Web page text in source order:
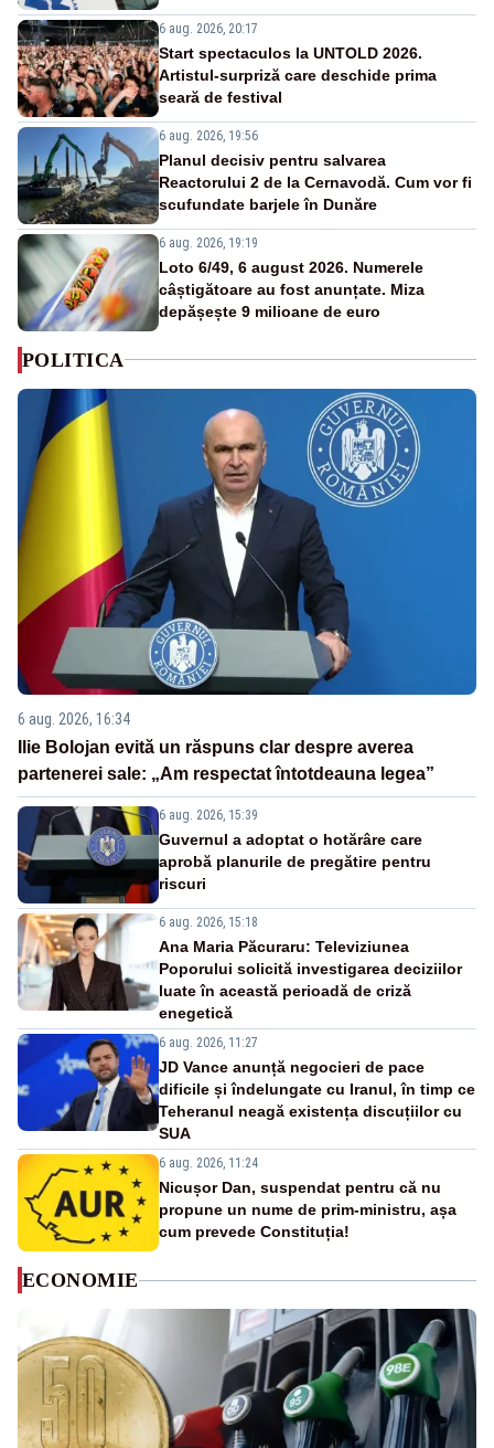
6 aug. 2026, 20:17
Start spectaculos la UNTOLD 2026.
Artistul-surpriză care deschide prima
seară de festival
6 aug. 2026, 19:56
Planul decisiv pentru salvarea
Reactorului 2 de la Cernavodă. Cum vor fi
scufundate barjele în Dunăre
6 aug. 2026, 19:19
Loto 6/49, 6 august 2026. Numerele
câștigătoare au fost anunțate. Miza
depășește 9 milioane de euro
POLITICA
6 aug. 2026, 16:34
Ilie Bolojan evită un răspuns clar despre averea
partenerei sale: „Am respectat întotdeauna legea”
6 aug. 2026, 15:39
Guvernul a adoptat o hotărâre care
aprobă planurile de pregătire pentru
riscuri
6 aug. 2026, 15:18
Ana Maria Păcuraru: Televiziunea
Poporului solicită investigarea deciziilor
luate în această perioadă de criză
enegetică
6 aug. 2026, 11:27
JD Vance anunță negocieri de pace
dificile și îndelungate cu Iranul, în timp ce
Teheranul neagă existența discuțiilor cu
SUA
6 aug. 2026, 11:24
Nicușor Dan, suspendat pentru că nu
propune un nume de prim-ministru, așa
cum prevede Constituția!
ECONOMIE